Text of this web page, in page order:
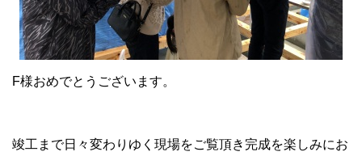
F様おめでとうございます。
竣工まで日々変わりゆく現場をご覧頂き完成を楽しみにお